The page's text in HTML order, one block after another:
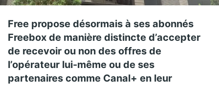
Free propose désormais à ses abonnés
Freebox de manière distincte d’accepter
de recevoir ou non des offres de
l’opérateur lui-même ou de ses
partenaires comme Canal+ en leur